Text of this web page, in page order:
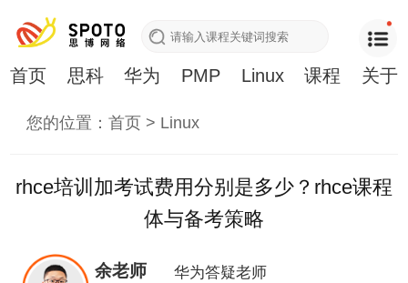
首页 思科 华为 PMP Linux 课程 关于
您的位置：首页 > Linux
rhce培训加考试费用分别是多少？rhce课程
体与备考策略
余老师 华为答疑老师